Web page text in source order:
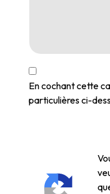
En cochant cette
particulières ci-